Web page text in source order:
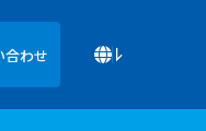
合わせ